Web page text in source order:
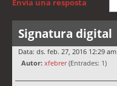
Envia una resposta
Signatura digital
Data: ds. feb. 27, 2016 12:29 am
Autor: xfebrer(Entrades: 1)